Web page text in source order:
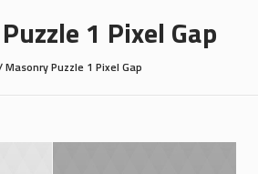
1 Pixel Gap
Masonry Puzzle 1 Pixel Gap